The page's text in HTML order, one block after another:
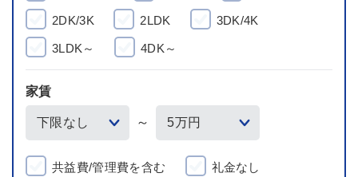
2DK/3K 2LDK 3DK/4K
3LDK～ 4DK～
家賃
～
共益費/管理費を含む 礼金なし